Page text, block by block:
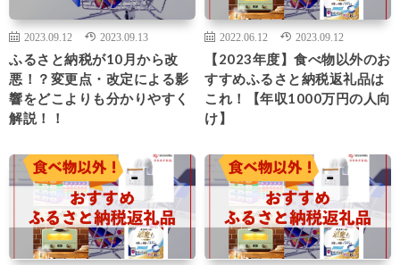
2023.09.12 2023.09.13
ふるさと納税が10月から改
悪！？変更点・改定による影
響をどこよりも分かりやすく
解説！！
2022.06.12 2023.09.12
【2023年度】食べ物以外のお
すすめふるさと納税返礼品は
これ！【年収1000万円の人向
け】